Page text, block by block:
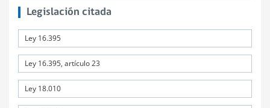
Legislación citada
Ley 16.395
Ley 16.395, artículo 23
Ley 18.010